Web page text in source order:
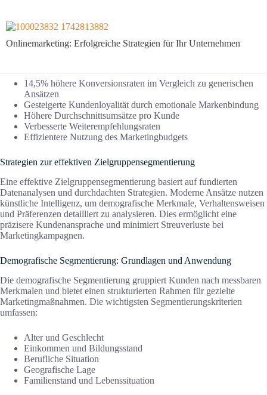
Onlinemarketing: Erfolgreiche Strategien für Ihr Unternehmen
14,5% höhere Konversionsraten im Vergleich zu generischen
Ansätzen
Gesteigerte Kundenloyalität durch emotionale Markenbindung
Höhere Durchschnittsumsätze pro Kunde
Verbesserte Weiterempfehlungsraten
Effizientere Nutzung des Marketingbudgets
Strategien zur effektiven Zielgruppensegmentierung
Eine effektive Zielgruppensegmentierung basiert auf fundierten
Datenanalysen und durchdachten Strategien. Moderne Ansätze nutzen
künstliche Intelligenz, um demografische Merkmale, Verhaltensweisen
und Präferenzen detailliert zu analysieren. Dies ermöglicht eine
präzisere Kundenansprache und minimiert Streuverluste bei
Marketingkampagnen.
Demografische Segmentierung: Grundlagen und Anwendung
Die demografische Segmentierung gruppiert Kunden nach messbaren
Merkmalen und bietet einen strukturierten Rahmen für gezielte
Marketingmaßnahmen. Die wichtigsten Segmentierungskriterien
umfassen:
Alter und Geschlecht
Einkommen und Bildungsstand
Berufliche Situation
Geografische Lage
Familienstand und Lebenssituation